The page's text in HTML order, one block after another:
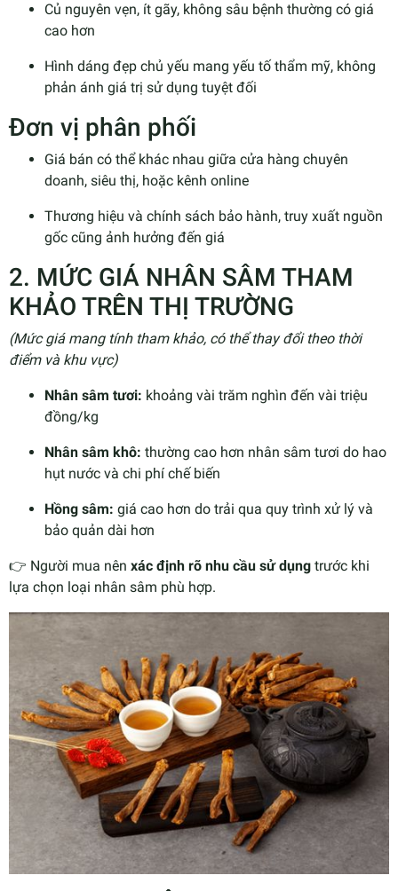
Củ nguyên vẹn, ít gãy, không sâu bệnh thường có giá
cao hơn
Hình dáng đẹp chủ yếu mang yếu tố thẩm mỹ, không
phản ánh giá trị sử dụng tuyệt đối
Đơn vị phân phối
Giá bán có thể khác nhau giữa cửa hàng chuyên
doanh, siêu thị, hoặc kênh online
Thương hiệu và chính sách bảo hành, truy xuất nguồn
gốc cũng ảnh hưởng đến giá
2. MỨC GIÁ NHÂN SÂM THAM
KHẢO TRÊN THỊ TRƯỜNG
(Mức giá mang tính tham khảo, có thể thay đổi theo thời
điểm và khu vực)
Nhân sâm tươi: khoảng vài trăm nghìn đến vài triệu
đồng/kg
Nhân sâm khô: thường cao hơn nhân sâm tươi do hao
hụt nước và chi phí chế biến
Hồng sâm: giá cao hơn do trải qua quy trình xử lý và
bảo quản dài hơn
👉 Người mua nên xác định rõ nhu cầu sử dụng trước khi
lựa chọn loại nhân sâm phù hợp.